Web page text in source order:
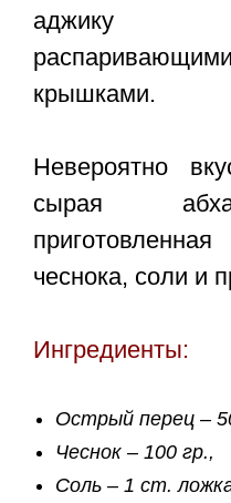
аджику
крышками.
Невероятно
сырая
чеснока, соли и
Ингредиенты:
Острый перец –
Чеснок – 100 гр.,
Соль – 1 ст.